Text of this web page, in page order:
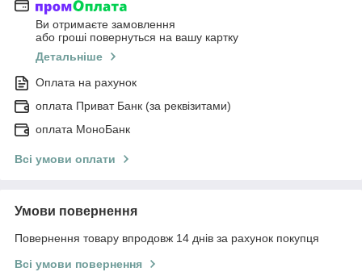
Ви отримаєте замовлення
або гроші повернуться на вашу картку
Детальніше
Оплата на рахунок
оплата Приват Банк (за реквізитами)
оплата МоноБанк
Всі умови оплати
Умови повернення
Повернення товару впродовж 14 днів за рахунок покупця
Всі умови повернення